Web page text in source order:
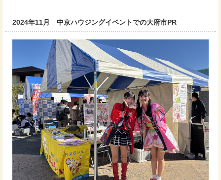
2024年11月 中京ハウジングイベントでの大府市PR